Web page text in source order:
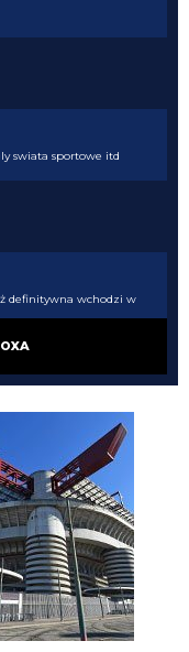
swiata sportowe itd
definitywna wchodzi w
brak slow obraz